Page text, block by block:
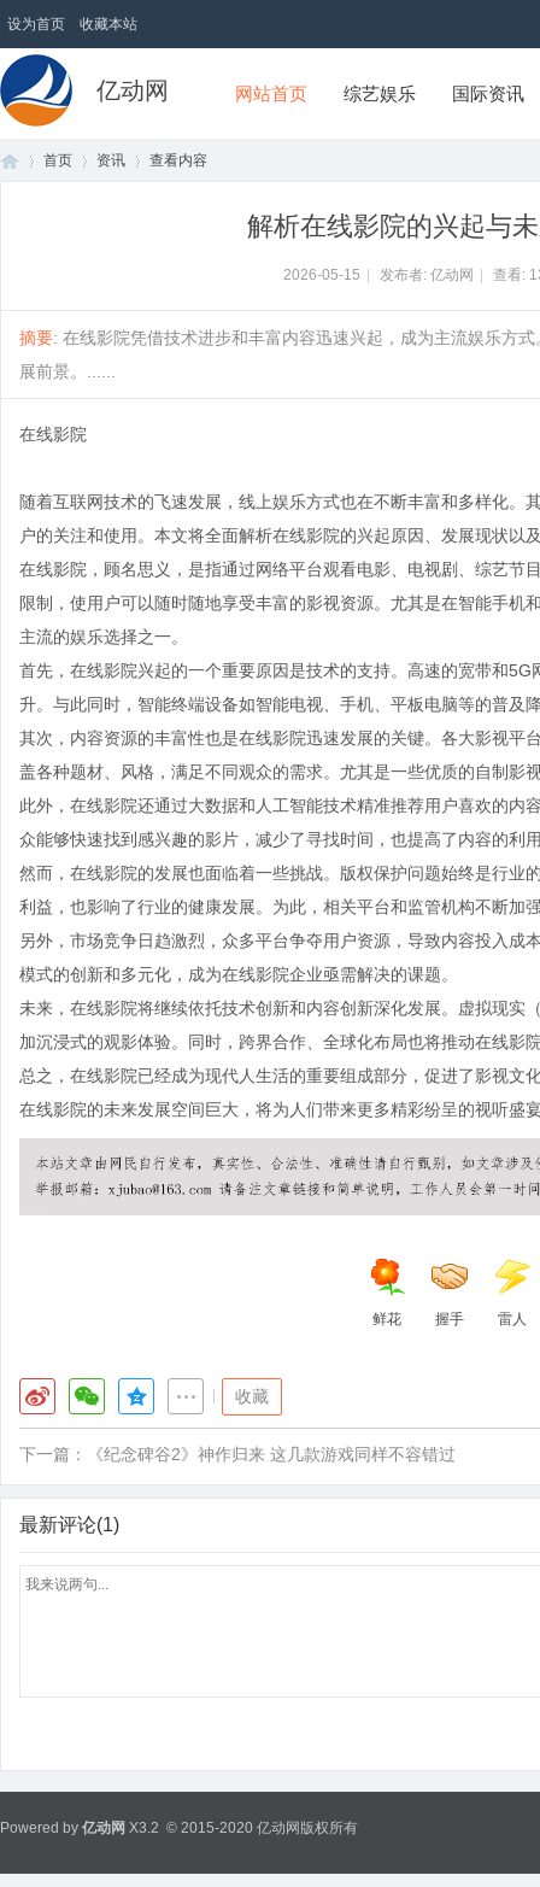
设为首页 收藏本站
亿动网 网站首页 综艺娱乐 国际资讯
首页 资讯 查看内容
解析在线影院的兴起与
2026-05-15 发布者: 亿动网 查看:
摘要: 在线影院凭借技术进步和丰富内容迅速兴起，成为主流娱乐方
展前景。......
在线影院
随着互联网技术的飞速发展，线上娱乐方式也在不断丰富和多样化
户的关注和使用。本文将全面解析在线影院的兴起原因、发展现状以
在线影院，顾名思义，是指通过网络平台观看电影、电视剧、综艺节
限制，使用户可以随时随地享受丰富的影视资源。尤其是在智能手
主流的娱乐选择之一。
首先，在线影院兴起的一个重要原因是技术的支持。高速的宽带和
升。与此同时，智能终端设备如智能电视、手机、平板电脑等的普及
其次，内容资源的丰富性也是在线影院迅速发展的关键。各大影视平
盖各种题材、风格，满足不同观众的需求。尤其是一些优质的自制影
此外，在线影院还通过大数据和人工智能技术精准推荐用户喜欢的
众能够快速找到感兴趣的影片，减少了寻找时间，也提高了内容的利
然而，在线影院的发展也面临着一些挑战。版权保护问题始终是行业
利益，也影响了行业的健康发展。为此，相关平台和监管机构不断加
另外，市场竞争日趋激烈，众多平台争夺用户资源，导致内容投入
模式的创新和多元化，成为在线影院企业亟需解决的课题。
未来，在线影院将继续依托技术创新和内容创新深化发展。虚拟现实
加沉浸式的观影体验。同时，跨界合作、全球化布局也将推动在线影
总之，在线影院已经成为现代人生活的重要组成部分，促进了影视
在线影院的未来发展空间巨大，将为人们带来更多精彩纷呈的视听盛
鲜花 握手 雷人
收藏
下一篇： 《纪念碑谷2》神作归来 这几款游戏同样不容错过
最新评论(1)
Powered by 亿动网 X3.2 © 2015-2020 亿动网版权所有